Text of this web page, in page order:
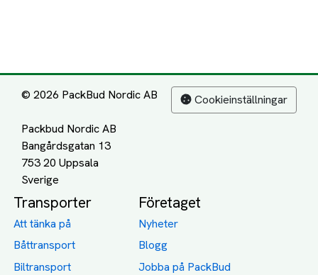
© 2026 PackBud Nordic AB
Packbud Nordic AB
Bangårdsgatan 13
753 20 Uppsala
Cookieinställningar
Transporter
Att tänka på
Båttransport
Biltransport
Företaget
Nyheter
Blogg
Jobba på PackBud